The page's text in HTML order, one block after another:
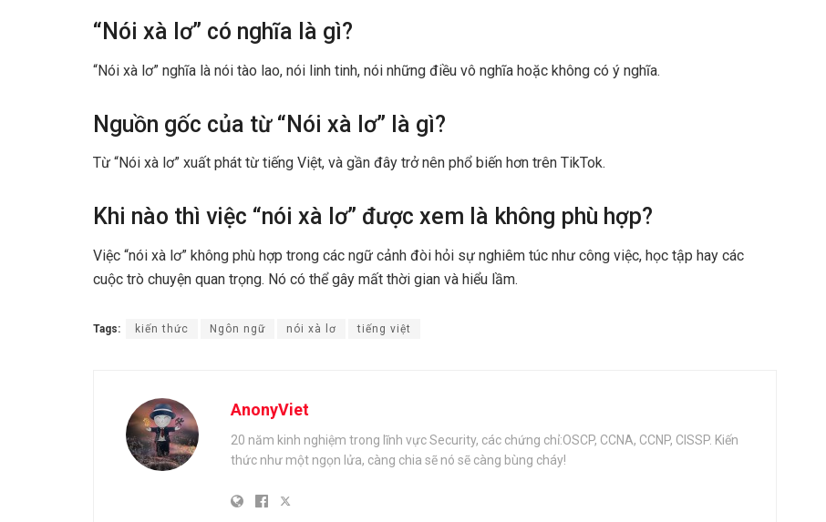
“Nói xà lơ” có nghĩa là gì?
“Nói xà lơ” nghĩa là nói tào lao, nói linh tinh, nói những điều vô nghĩa hoặc không có ý nghĩa.
Nguồn gốc của từ “Nói xà lơ” là gì?
Từ “Nói xà lơ” xuất phát từ tiếng Việt, và gần đây trở nên phổ biến hơn trên TikTok.
Khi nào thì việc “nói xà lơ” được xem là không phù hợp?
Việc “nói xà lơ” không phù hợp trong các ngữ cảnh đòi hỏi sự nghiêm túc như công việc, học tập hay các
cuộc trò chuyện quan trọng. Nó có thể gây mất thời gian và hiểu lầm.
Tags: kiến thức Ngôn ngữ nói xà lơ tiếng việt
AnonyViet
20 năm kinh nghiệm trong lĩnh vực Security, các chứng chỉ:OSCP, CCNA, CCNP, CISSP. Kiến
thức như một ngọn lửa, càng chia sẽ nó sẽ càng bùng cháy!